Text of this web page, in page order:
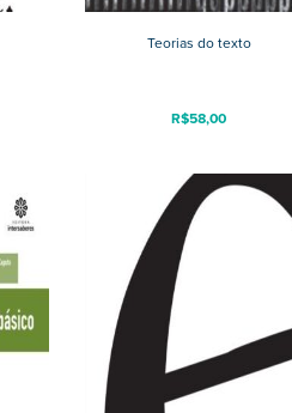
Teorias do texto
R$58,00